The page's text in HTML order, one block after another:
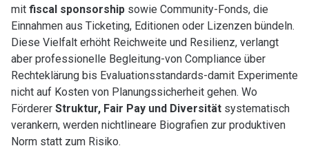
mit fiscal sponsorshipsowie Community-Fonds, die
Einnahmen aus Ticketing, Editionen oder Lizenzen bündeln.
Diese Vielfalt erhöht Reichweite und Resilienz, verlangt
aber professionelle Begleitung-von Compliance über
Rechteklärung bis Evaluationsstandards-damit Experimente
nicht auf Kosten von Planungssicherheit gehen. Wo
Förderer Struktur, Fair Pay und Diversitätsystematisch
verankern, werden nichtlineare Biografien zur produktiven
Norm statt zum Risiko.